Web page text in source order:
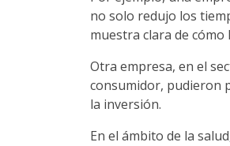
no solo redujo los
muestra clara de
Otra empresa, en el
consumidor, pudieron
la inversión.
En el ámbito de la